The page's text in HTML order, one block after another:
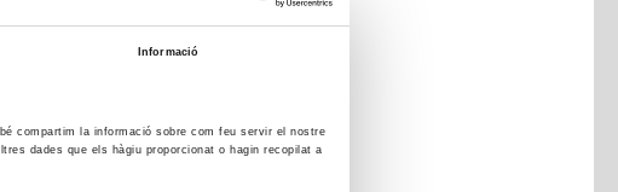
Informació
compartim la informació sobre com feu servir el nostre
dades que els hàgiu proporcionat o hagin recopilat a